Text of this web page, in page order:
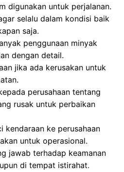
digunakan untuk perjalanan.
selalu dalam kondisi baik
saja.
penggunaan minyak
dengan detail.
jika ada kerusakan untuk
perusahaan tentang
rusak untuk perbaikan
kendaraan ke perusahaan
untuk operasional.
jawab terhadap keamanan
di tempat istirahat.